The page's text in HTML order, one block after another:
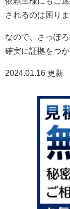
されるのは困りま
なので、さっぽ
確実に証拠をつ
2024.01.16 更新